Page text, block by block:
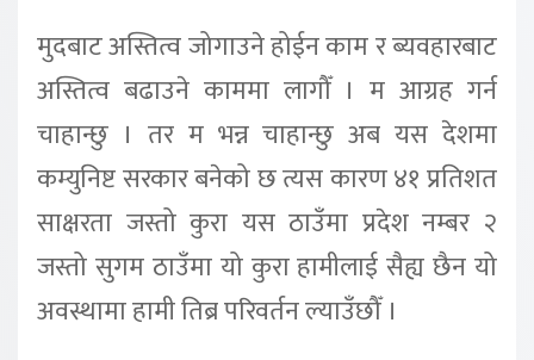
मुदबाट अस्तित्व जोगाउने होईन काम र ब्यवहारबाट
अस्तित्व बढाउने काममा लागौँ । म आग्रह गर्न
चाहान्छु । तर म भन्न चाहान्छु अब यस देशमा
कम्युनिष्ट सरकार बनेको छ त्यस कारण ४१ प्रतिशत
साक्षरता जस्तो कुरा यस ठाउँमा प्रदेश नम्बर २
जस्तो सुगम ठाउँमा यो कुरा हामीलाई सैह्य छैन यो
अवस्थामा हामी तिब्र परिवर्तन ल्याउँछौँ ।